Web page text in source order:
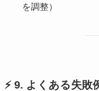
を調整）
⚡ 9. よくある失敗